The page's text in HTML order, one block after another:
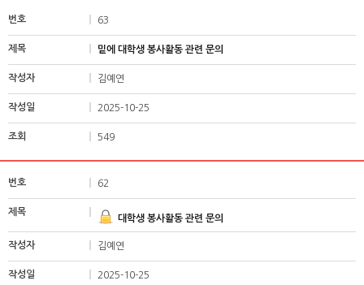
63
밑에 대학생 봉사활동 관련 문의
김예연
2025-10-25
549
62
대학생 봉사활동 관련 문의
김예연
2025-10-25